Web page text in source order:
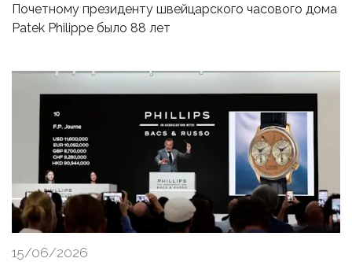
Почетному президенту швейцарского часового дома
Patek Philippe было 88 лет
15/06/2026